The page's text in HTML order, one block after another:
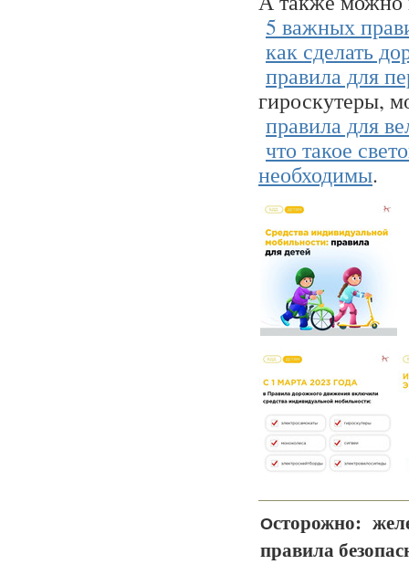
5 важных
как сделать
правила для
гироскутеры,
правила для
что такое
необходимы.
Осторожно:
правила